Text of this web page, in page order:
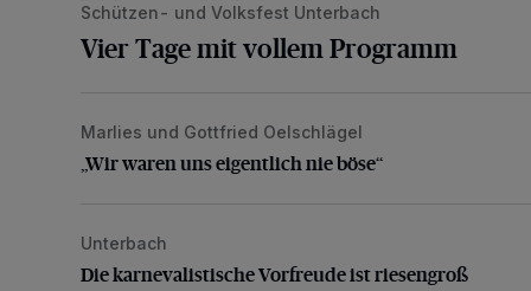
Schützen- und Volksfest Unterbach
Vier Tage mit vollem Programm
„Wir waren uns eigentlich nie böse“
Marlies und Gottfried Oelschlägel
„Wir waren uns eigentlich nie böse“
Die karnevalistische Vorfreude ist riesengroß
Unterbach
Die karnevalistische Vorfreude ist riesengroß